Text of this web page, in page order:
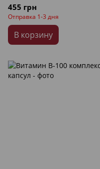
455 грн
Отправка 1-3 дня
В корзину